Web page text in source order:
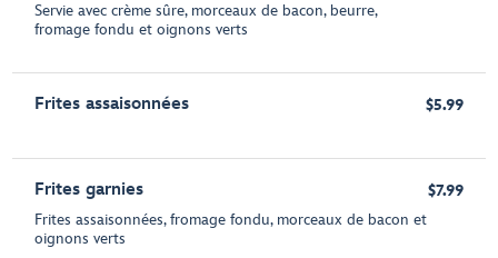
Servie avec crème sûre, morceaux de bacon, beurre,
fromage fondu et oignons verts
Frites assaisonnées $5.99
Frites garnies
Frites assaisonnées, fromage fondu, morceaux de bacon et
oignons verts
$7.99